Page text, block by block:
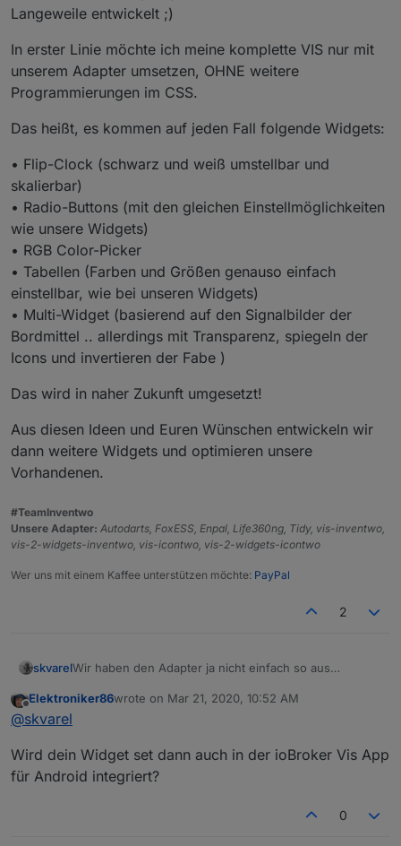
Langeweile entwickelt ;)
In erster Linie möchte ich meine komplette VIS nur mit
unserem Adapter umsetzen, OHNE weitere
Programmierungen im CSS.
Das heißt, es kommen auf jeden Fall folgende Widgets:
• Flip-Clock (schwarz und weiß umstellbar und
skalierbar)
• Radio-Buttons (mit den gleichen Einstellmöglichkeiten
wie unsere Widgets)
• RGB Color-Picker
• Tabellen (Farben und Größen genauso einfach
einstellbar, wie bei unseren Widgets)
• Multi-Widget (basierend auf den Signalbilder der
Bordmittel .. allerdings mit Transparenz, spiegeln der
Icons und invertieren der Fabe )
Das wird in naher Zukunft umgesetzt!
Aus diesen Ideen und Euren Wünschen entwickeln wir
dann weitere Widgets und optimieren unsere
Vorhandenen.
#TeamInventwo
Unsere Adapter: Autodarts, FoxESS, Enpal, Life360ng, Tidy, vis-inventwo,
vis-2-widgets-inventwo, vis-icontwo, vis-2-widgets-icontwo
Wer uns mit einem Kaffee unterstützen möchte: PayPal
2
skvarelWir haben den Adapter ja nicht einfach so aus
In erster Linie möchte ich meine komplette VIS nur mit
• Flip-Clock (schwarz und weiß umstellbar und
skalierbar)
Offline
Elektroniker86wrote on Mar 21, 2020, 10:52 AM
last edited by
@skvarel
Wird dein Widget set dann auch in der ioBroker Vis App
für Android integriert?
0